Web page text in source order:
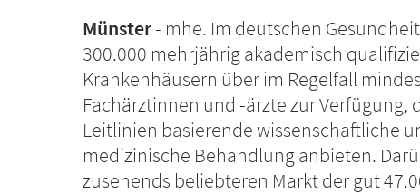
Münster mhe. Im deutschen
300.000 mehrjährig akademisch
Krankenhäusern über im Regelfall
Fachärztinnen und -ärzte zur
Leitlinien basierende wissenschaftliche
medizinische Behandlung anbieten.
zusehends beliebteren Markt der gut